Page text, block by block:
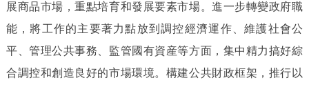
展商品市場，重點培育和發展要素市場。進一步轉變政府職
能，將工作的主要著力點放到調控經濟運作、維護社會公
平、管理公共事務、監管國有資産等方面，集中精力搞好綜
合調控和創造良好的市場環境。構建公共財政框架，推行以